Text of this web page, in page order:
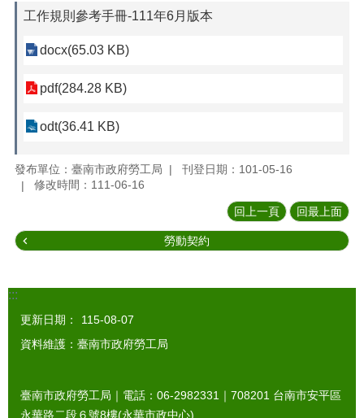
工作規則參考手冊-111年6月版本
docx(65.03 KB)
pdf(284.28 KB)
odt(36.41 KB)
發布單位：臺南市政府勞工局
刊登日期：101-05-16
修改時間：111-06-16
回上一頁 回最上面
勞動契約
:::
更新日期：
115-08-07
資料維護：臺南市政府勞工局
臺南市政府勞工局｜電話：06-2982331｜ 708201 台南市安平區
永華路二段６號8樓(永華市政中心)